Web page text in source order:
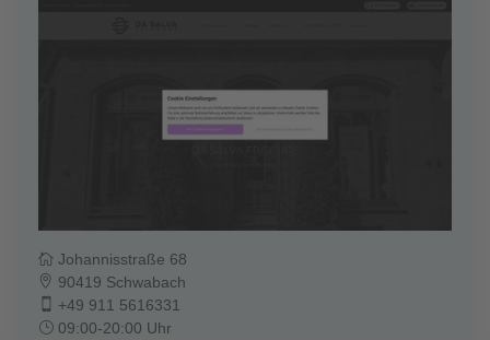
Johannisstraße 68
90419 Schwabach
+49 911 5616331
09:00-20:00 Uhr